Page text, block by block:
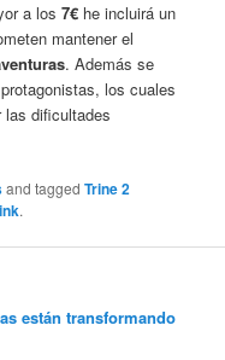
a los 7€ he incluirá un
mantener el
. Además se
los cuales
las dificultades
and taggedTrine 2
.
están transformando